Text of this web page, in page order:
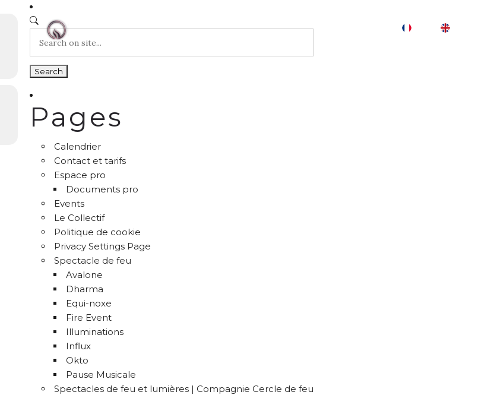
Pages
Calendrier
Contact et tarifs
Espace pro
Documents pro
Events
Le Collectif
Politique de cookie
Privacy Settings Page
Spectacle de feu
Avalone
Dharma
Equi-noxe
Fire Event
Illuminations
Influx
Okto
Pause Musicale
Spectacles de feu et lumières | Compagnie Cercle de feu